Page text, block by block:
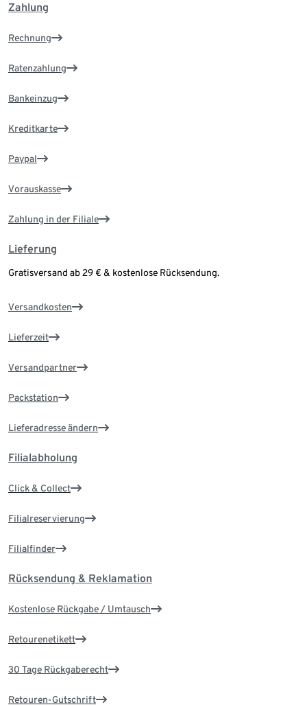
Zahlung
Rechnung
Ratenzahlung
Bankeinzug
Kreditkarte
Paypal
Vorauskasse
Zahlung in der Filiale
Lieferung
Gratisversand ab 29 € & kostenlose Rücksendung.
Versandkosten
Lieferzeit
Versandpartner
Packstation
Lieferadresse ändern
Filialabholung
Click & Collect
Filialreservierung
Filialfinder
Rücksendung & Reklamation
Kostenlose Rückgabe / Umtausch
Retourenetikett
30 Tage Rückgaberecht
Retouren-Gutschrift